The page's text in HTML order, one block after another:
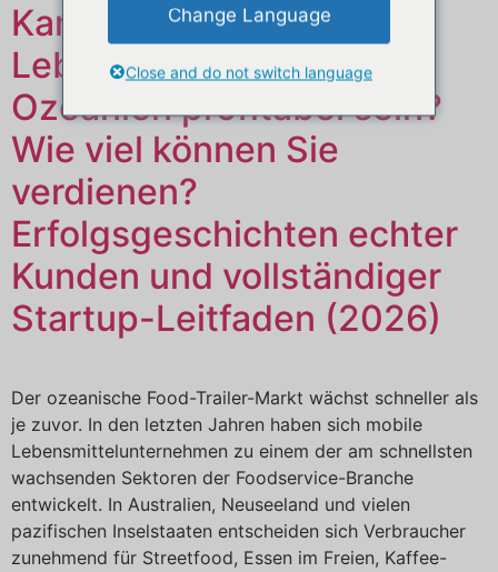
Kann ein
Lebensmittelanhänger in
Ozeanien profitabel sein?
Wie viel können Sie
verdienen?
Erfolgsgeschichten echter
Kunden und vollständiger
Startup-Leitfaden (2026)
Der ozeanische Food-Trailer-Markt wächst schneller als
je zuvor. In den letzten Jahren haben sich mobile
Lebensmittelunternehmen zu einem der am schnellsten
wachsenden Sektoren der Foodservice-Branche
entwickelt. In Australien, Neuseeland und vielen
pazifischen Inselstaaten entscheiden sich Verbraucher
zunehmend für Streetfood, Essen im Freien, Kaffee-
Change Language
Close and do not switch language